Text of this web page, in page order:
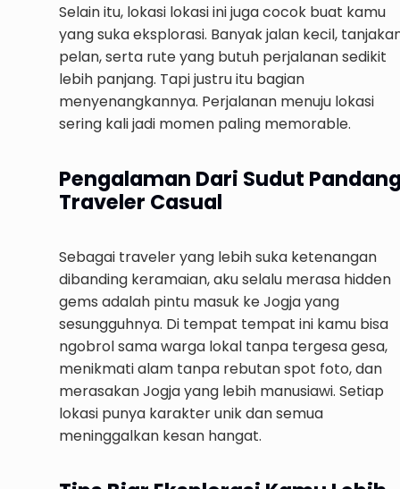
Selain itu, lokasi lokasi ini juga cocok buat kamu
yang suka eksplorasi. Banyak jalan kecil,
pelan, serta rute yang butuh perjalanan sedikit
lebih panjang. Tapi justru itu bagian
menyenangkannya. Perjalanan menuju lokasi
sering kali jadi momen paling memorable.
Pengalaman Dari Sudut
Traveler Casual
Sebagai traveler yang lebih suka ketenangan
dibanding keramaian, aku selalu merasa hidden
gems adalah pintu masuk ke Jogja yang
sesungguhnya. Di tempat tempat ini kamu bisa
ngobrol sama warga lokal tanpa tergesa gesa,
menikmati alam tanpa rebutan spot foto, dan
merasakan Jogja yang lebih manusiawi. Setiap
lokasi punya karakter unik dan semua
meninggalkan kesan hangat.